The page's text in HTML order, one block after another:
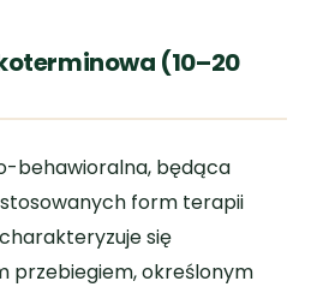
(10–20
behawioralna, będąca
form terapii
się
przebiegiem, określonym